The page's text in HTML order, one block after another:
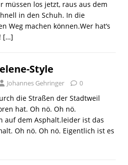
müssen los jetzt, raus aus dem
in den Schuh. In die
Weg machen können.Wer hat‘s
[…]
Style
Johannes Gehringer 0
die Straßen der Stadtweil
hat. Oh nö. Oh nö.
auf dem Asphalt.leider ist das
Oh nö. Oh nö. Eigentlich ist es